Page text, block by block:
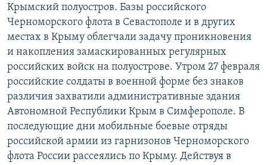
Крымский полуостров. Базы российского
Черноморского флота в Севастополе и в других
местах в Крыму облегчали задачу проникновения
и накопления замаскированных регулярных
российских войск на полуострове. Утром 27 февраля
российские солдаты в военной форме без знаков
различия захватили административные здания
Автономной Республики Крым в Симферополе. В
последующие дни мобильные боевые отряды
российской армии из гарнизонов Черноморского
флота России рассеялись по Крыму. Действуя в